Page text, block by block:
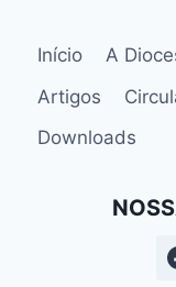
Início A
Artigos
Downloads